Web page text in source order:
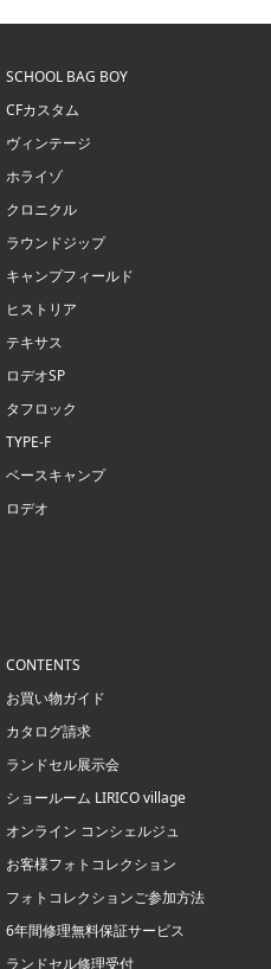
SCHOOL BAG BOY
CFカスタム
ヴィンテージ
ホライゾ
クロニクル
ラウンドジップ
キャンプフィールド
ヒストリア
テキサス
ロデオSP
タフロック
TYPE-F
ベースキャンプ
ロデオ
CONTENTS
お買い物ガイド
カタログ請求
ランドセル展示会
ショールーム LIRICO village
オンライン コンシェルジュ
お客様フォトコレクション
フォトコレクションご参加方法
6年間修理無料保証サービス
ランドセル修理受付